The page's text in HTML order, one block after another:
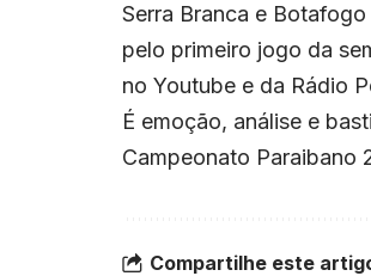
Serra Branca e
pelo primeiro jogo da
no Youtube e da Rádio
É emoção, análise e
Campeonato Paraibano
Compartilhe este